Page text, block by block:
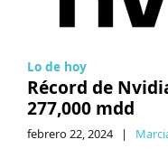
Lo de hoy
Récord de
277,000 mdd
febrero 22, 2024 |